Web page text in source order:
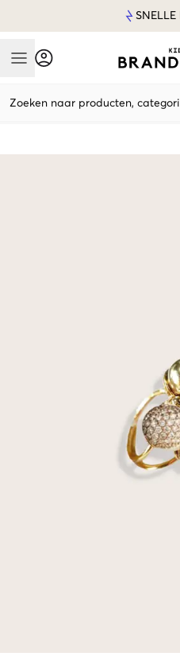
SNELLE
Mobile Menu
Zoeken naar producten,